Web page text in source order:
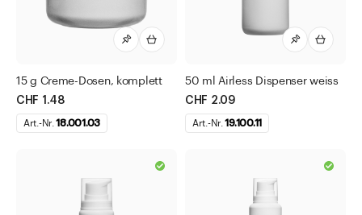
15 g Creme-Dosen, komplett
CHF 1.48
Art.-Nr.18.001.03
50 ml Airless Dispenser weiss
CHF 2.09
Art.-Nr.19.100.11